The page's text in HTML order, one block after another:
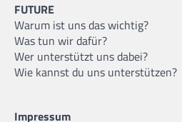
FUTURE
Warum ist uns das wichtig?
Was tun wir dafür?
Wer unterstützt uns dabei?
Wie kannst du uns unterstützen?
Impressum